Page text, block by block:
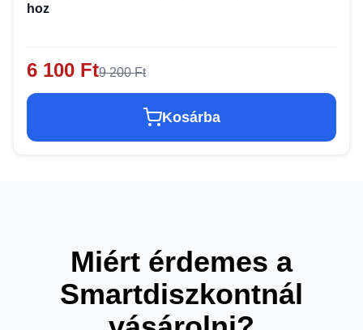
hoz
6 100 Ft9 200 Ft
Kosárba
Miért érdemes a
Smartdiszkontnál